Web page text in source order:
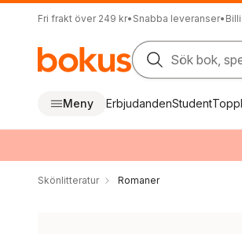
Fri frakt över 249 kr• Snabba leveranser•
Sök bok,
Meny ErbjudandenStudent
Skönlitteratur Romaner